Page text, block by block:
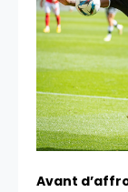
Avant